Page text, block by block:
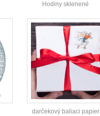
Hodiny sklenené
darčekový baliaci papier